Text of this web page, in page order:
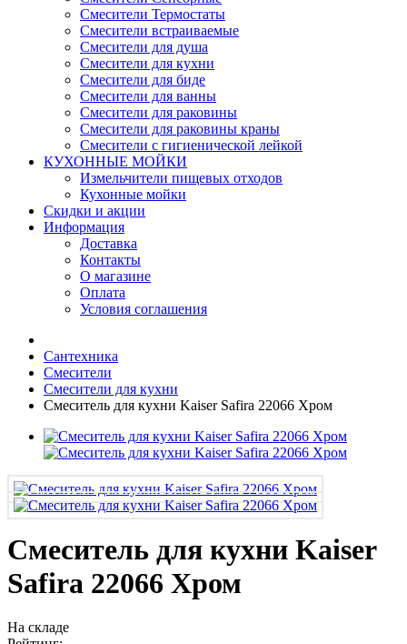
Смесители Термостаты
Смесители встраиваемые
Смесители для душа
Смесители для кухни
Смесители для биде
Смесители для ванны
Смесители для раковины
Смесители для раковины краны
Смесители с гигиенической лейкой
КУХОННЫЕ МОЙКИ
Измельчители пищевых отходов
Кухонные мойки
Скидки и акции
Информация
Доставка
Контакты
О магазине
Оплата
Условия соглашения
Сантехника
Смесители
Смесители для кухни
Смеситель для кухни Kaiser Safira 22066 Хром
Смеситель для кухни Kaiser
Safira 22066 Хром
На складе